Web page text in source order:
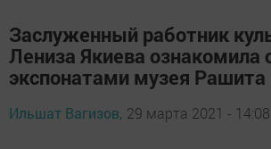
Заслуженный работник
Лениза Якиева ознакомила
экспонатами музея Рашита
Ильшат Вагизов, 29 марта 2021 - 14:08